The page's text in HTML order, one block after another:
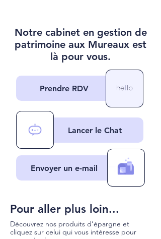
Notre cabinet en gestion de
patrimoine aux Mureaux est
là pour vous.
Prendre RDV
Lancer le Chat
Envoyer un e-mail
Pour aller plus loin...
Découvrez nos produits d’épargne et
cliquez sur celui qui vous intéresse pour